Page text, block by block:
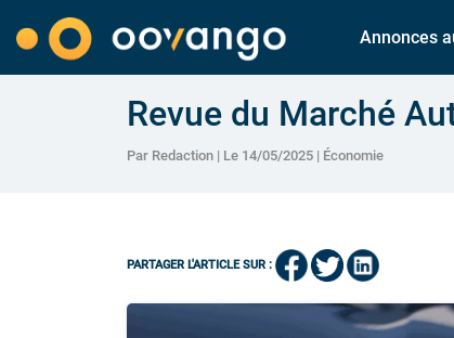
Annonces
Revue du Marché
Par Redaction | Le 14/05/2025 | Économie
PARTAGER L'ARTICLE SUR :